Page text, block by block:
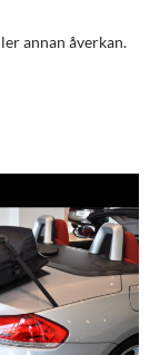
annan åverkan.